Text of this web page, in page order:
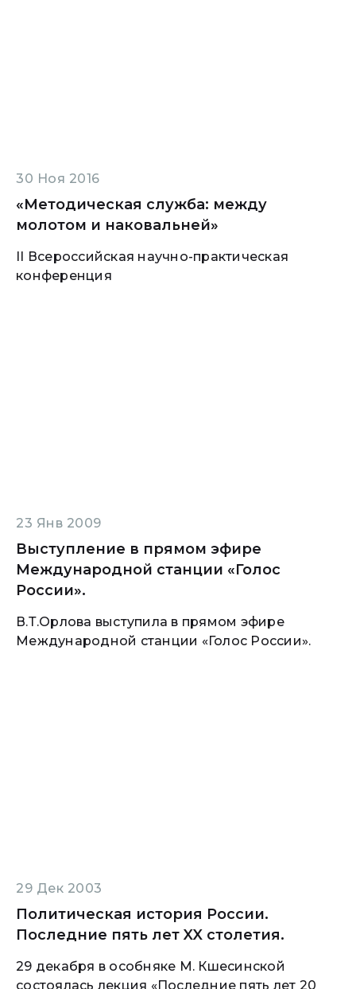
30 Ноя 2016
«Методическая служба: между
молотом и наковальней»
II Всероссийская научно-практическая
конференция
23 Янв 2009
Выступление в прямом эфире
Международной станции «Голос
России».
В.Т.Орлова выступила в прямом эфире
Международной станции «Голос России».
29 Дек 2003
Политическая история России.
Последние пять лет XX столетия.
29 декабря в особняке М. Кшесинской
состоялась лекция «Последние пять лет 20